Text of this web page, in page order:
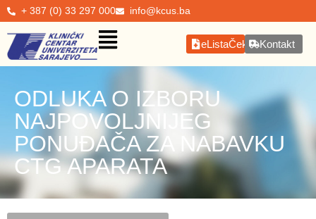
+ 387 (0) 33 297 000 info@kcus.ba
eListaČekanjaKontakt
ODLUKA O IZBORU
NAJPOVOLJNIJEG
PONUĐAČA ZA NABAVKU
CTG APARATA